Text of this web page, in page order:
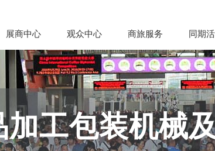
展商中心 观众中心 商旅服务 同期
工包装机械